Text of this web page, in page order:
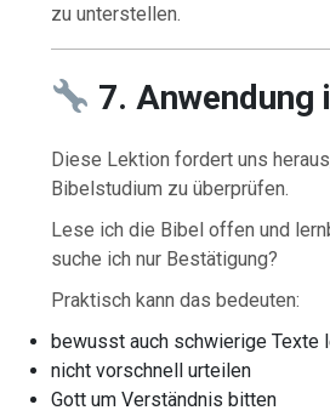
zu unterstellen.
7.
Diese Lektion fordert uns
Bibelstudium zu überprüfen.
Lese ich die Bibel offen und
suche ich nur Bestätigung?
Praktisch kann das bedeuten:
bewusst auch schwierige Texte
nicht vorschnell urteilen
Gott um Verständnis bitten